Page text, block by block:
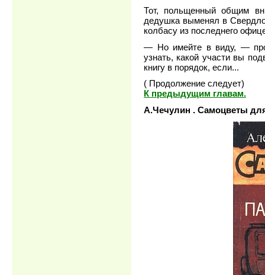
Тот, польщенный общим
дедушка выменял в
колбасу из последнего
— Но имейте в виду, —
узнать, какой участи вы
книгу в порядок, если...
( Продолжение следует)
К предыдущим главам.
А.Чечулин . Самоцветы